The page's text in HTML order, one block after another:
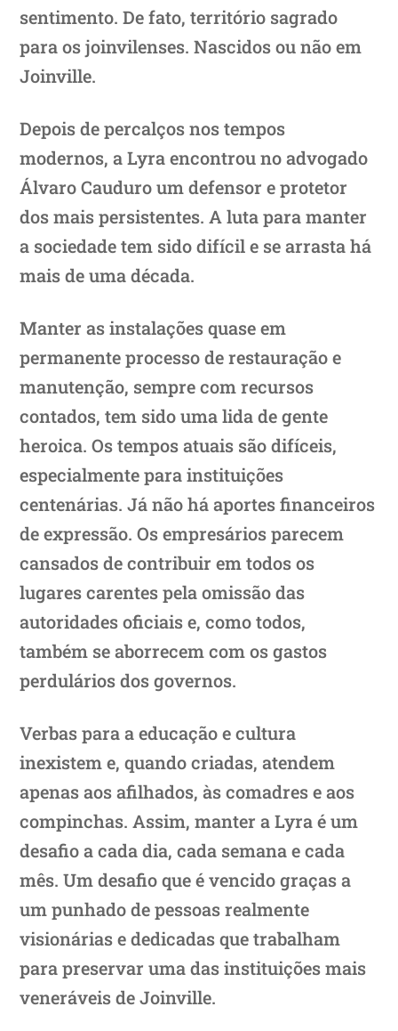
sentimento. De fato, território sagrado
para os joinvilenses. Nascidos ou não em
Joinville.
Depois de percalços nos tempos
modernos, a Lyra encontrou no advogado
Álvaro Cauduro um defensor e protetor
dos mais persistentes. A luta para manter
a sociedade tem sido difícil e se arrasta há
mais de uma década.
Manter as instalações quase em
permanente processo de restauração e
manutenção, sempre com recursos
contados, tem sido uma lida de gente
heroica. Os tempos atuais são difíceis,
especialmente para instituições
centenárias. Já não há aportes financeiros
de expressão. Os empresários parecem
cansados de contribuir em todos os
lugares carentes pela omissão das
autoridades oficiais e, como todos,
também se aborrecem com os gastos
perdulários dos governos.
Verbas para a educação e cultura
inexistem e, quando criadas, atendem
apenas aos afilhados, às comadres e aos
compinchas. Assim, manter a Lyra é um
desafio a cada dia, cada semana e cada
mês. Um desafio que é vencido graças a
um punhado de pessoas realmente
visionárias e dedicadas que trabalham
para preservar uma das instituições mais
veneráveis de Joinville.